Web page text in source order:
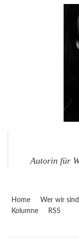
Autorin für
Home Wer wir sind
Kolumne
RSS